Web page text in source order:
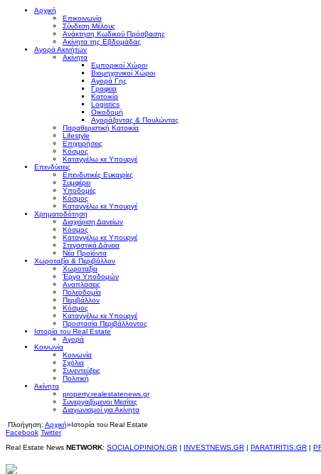
Αρχική
Επικοινωνία
Σύνδεση Μέλους
Ανάκτηση Κωδικού Πρόσβασης
Ακίνητα της Εβδομάδας
Αγορά Ακινήτων
Ακίνητα
Εμπορικοί Χώροι
Βιομηχανικοί Χώροι
Αγορά Γης
Γραφεια
Κατοικία
Logistics
Οικοδομή
Αγοράζοντας & Πουλώντας
Παραθεριστική Κατοικία
Lifestyle
Επιχειρήσεις
Κόσμος
Καταγγέλω κε Υπουργέ
Επενδύσεις
Επενδυτικές Ευκαιρίες
Συμφέρει
Υποδομές
Κόσμος
Καταγγέλω κε Υπουργέ
Χρηματοδότηση
Διαχείριση Δανείων
Κόσμος
Καταγγέλω κε Υπουργέ
Στεγαστικά Δάνεια
Νέα Προϊόντα
Χωροταξία & Περιβάλλον
Χωροταξία
Έργα Υποδομών
Αναπλάσεις
Πολεοδομία
Περιβάλλον
Κόσμος
Καταγγέλω κε Υπουργέ
Προστασία Περιβάλλοντος
Ιστορία του Real Estate
Αγορά
Κοινωνία
Κοινωνία
Σχόλια
Συνεντεύξεις
Πολιτική
Ακίνητα
property.realestatenews.gr
Συνεργαζόμενοι Μεσίτες
Διαγωνισμοί για Ακίνητα
Πλοήγηση: Αρχική»Ιστορία του Real Estate
Facebook Twitter
Real Estate News NETWORK: SOCIALOPINION.GR | INVESTNEWS.GR | PARATIRITIS.GR |